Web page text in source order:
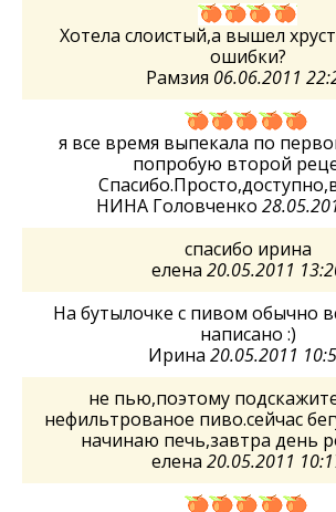
Хотела слоистый,а вышел
ошибки?
Рамзия 06.06.2011
я все время выпекала по
попробую второй
НИНА Головченко
спасибо ирина
елена 20.05.2011
На бутылочке с пивом обычно
написано :)
Ирина 20.05.2011
не пью,поэтому
нефильтрованое пиво.сейчас
начинаю печь,завтра день
елена 20.05.2011